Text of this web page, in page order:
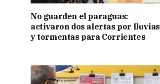
No guarden el paraguas:
activaron dos alertas por lluvias
y tormentas para Corrientes